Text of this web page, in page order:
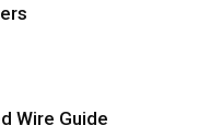
Wire Guide